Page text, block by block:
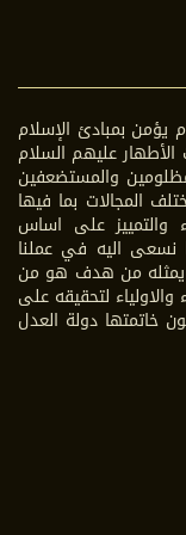
بمبادئ الإسلام
عليهم السلام
والمستضعفين
المجالات بما فيها
والتمييز على اساس
نسعى اليه في عملنا
يمثله من هدف هو من
لتحقيقه على
خاتمتها دولة العدل